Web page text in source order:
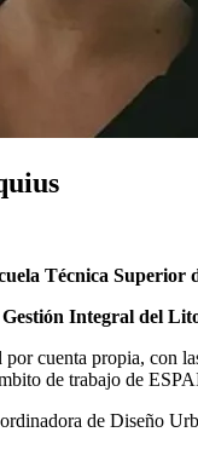
Técnica Superior
Integral del
cuenta propia, con
de trabajo de
de Diseño